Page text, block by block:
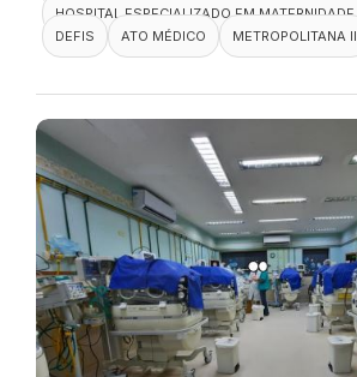
HOSPITAL ESPECIALIZADO EM MATERNIDADE
DEFIS
ATO MÉDICO METROPOLITANA II